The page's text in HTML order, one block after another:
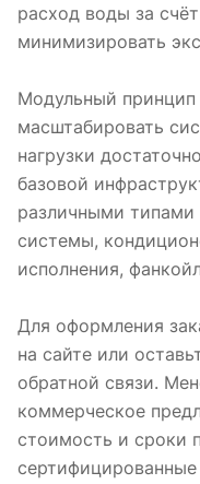
расход воды за
минимизировать
Модульный принцип
масштабировать
нагрузки
базовой
различными типами
системы,
исполнения,
Для оформления
на сайте или
обратной связи.
коммерческое
стоимость и сроки